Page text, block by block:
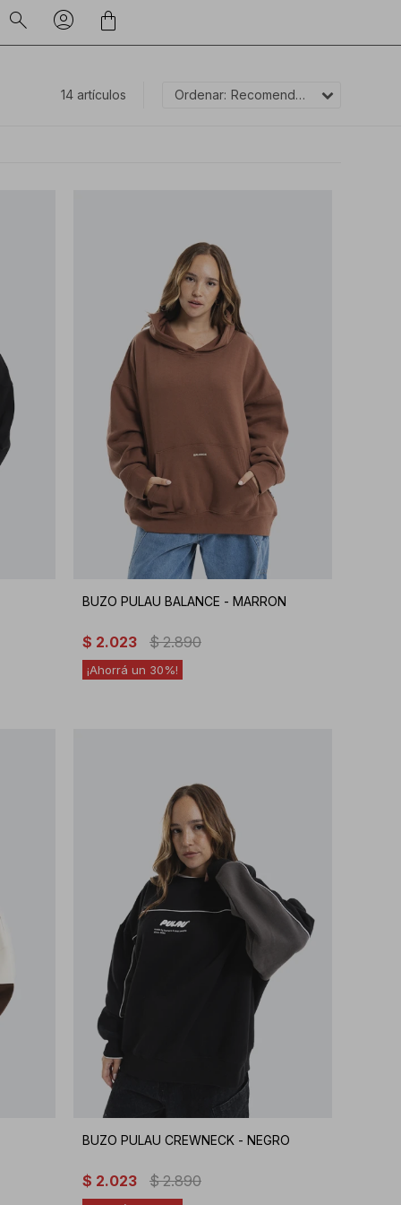
14 artículos Recomendados
BUZO PULAU BALANCE - MARRON
$ 2.023 $ 2.890
30
BUZO PULAU CREWNECK - NEGRO
$ 2.023 $ 2.890